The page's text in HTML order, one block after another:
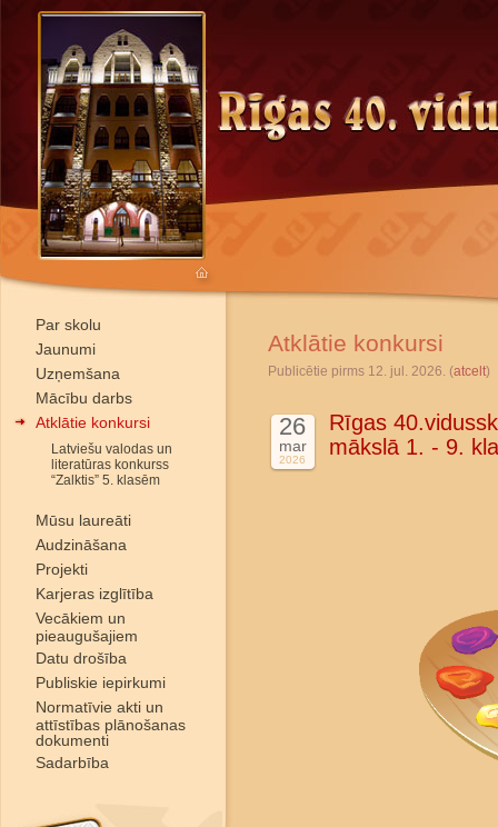
Par skolu
Jaunumi
Uzņemšana
Mācību darbs
Atklātie konkursi
Latviešu valodas un
literatūras konkurss
“Zalktis” 5. klasēm
Mūsu laureāti
Audzināšana
Projekti
Karjeras izglītība
Vecākiem un
pieaugušajiem
Datu drošība
Publiskie iepirkumi
Normatīvie akti un
attīstības plānošanas
dokumenti
Sadarbība
Atklātie konkursi
Publicētie pirms 12. jul. 2026. (atcelt)
26
mar
2026
Rīgas
mākslā 1. - 9.